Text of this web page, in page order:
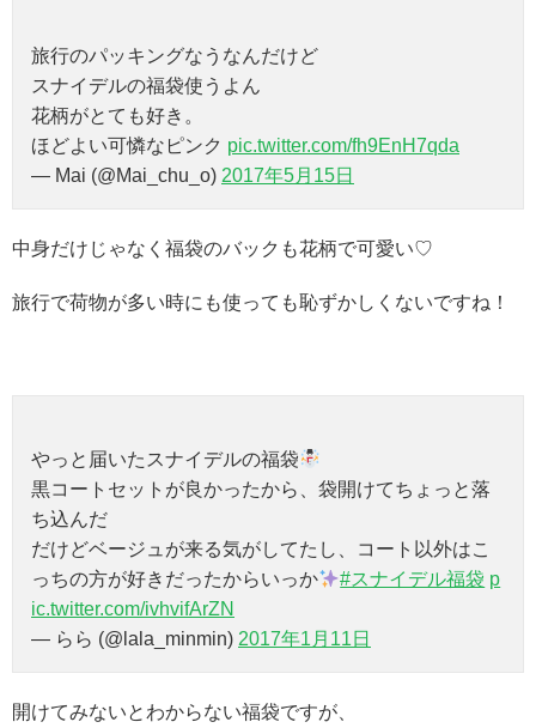
旅行のパッキングなうなんだけど
スナイデルの福袋使うよん
花柄がとても好き。
ほどよい可憐なピンク pic.twitter.com/fh9EnH7qda
— Mai (@Mai_chu_o) 2017年5月15日
中身だけじゃなく福袋のバックも花柄で可愛い♡
旅行で荷物が多い時にも使っても恥ずかしくないですね！
やっと届いたスナイデルの福袋
黒コートセットが良かったから、袋開けてちょっと落
ち込んだ
だけどベージュが来る気がしてたし、コート以外はこ
っちの方が好きだったからいっか
#スナイデル福袋 p
ic.twitter.com/ivhvifArZN
— らら (@lala_minmin) 2017年1月11日
開けてみないとわからない福袋ですが、